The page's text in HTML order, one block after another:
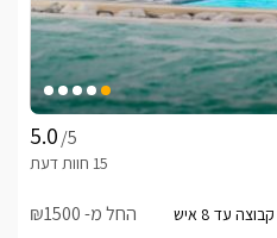
/5
החל מ- ₪1500